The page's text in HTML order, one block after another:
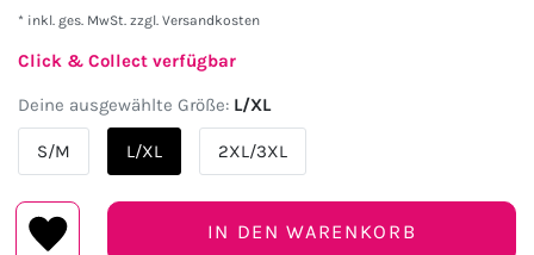
* inkl. ges. MwSt. zzgl. Versandkosten
Click & Collect verfügbar
Deine ausgewählte Größe: L/XL
S/M L/XL 2XL/3XL
IN DEN WARENKORB